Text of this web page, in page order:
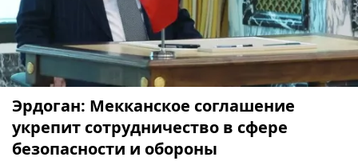
Эрдоган: Мекканское соглашение
укрепит сотрудничество в сфере
безопасности и обороны